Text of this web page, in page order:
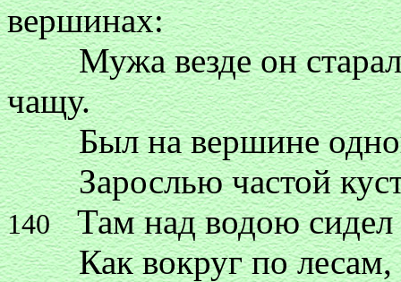
вершинах:
Мужа везде он
чащу.
Был на вершине одной
Зарослью частой
140Там над водою сидел
Как вокруг по лесам,